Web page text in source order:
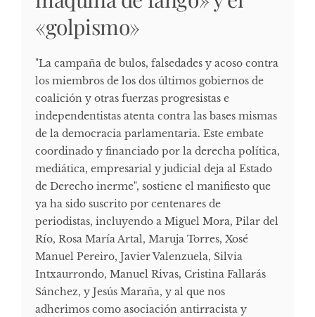
«golpismo»
"La campaña de bulos, falsedades y acoso contra
los miembros de los dos últimos gobiernos de
coalición y otras fuerzas progresistas e
independentistas atenta contra las bases mismas
de la democracia parlamentaria. Este embate
coordinado y financiado por la derecha política,
mediática, empresarial y judicial deja al Estado
de Derecho inerme", sostiene el manifiesto que
ya ha sido suscrito por centenares de
periodistas, incluyendo a Miguel Mora, Pilar del
Río, Rosa María Artal, Maruja Torres, Xosé
Manuel Pereiro, Javier Valenzuela, Silvia
Intxaurrondo, Manuel Rivas, Cristina Fallarás
Sánchez, y Jesús Maraña, y al que nos
adherimos como asociación antirracista y